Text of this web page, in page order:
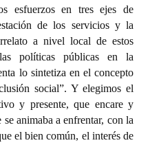
esfuerzos en tres ejes de
de los servicios y la
a nivel local de estos
políticas públicas en la
lo sintetiza en el concepto
social”. Y elegimos el
y presente, que encare y
animaba a enfrentar, con la
el bien común, el interés de